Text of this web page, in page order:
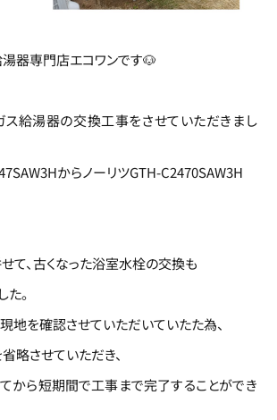
湯器専門店エコワンです🐶
給湯器の交換工事をさせていただきまし
からノーリツGTH-C2470SAW3H
て、古くなった浴室水栓の交換も
。
地を確認させていただいていたた為、
略させていただき、
から短期間で工事まで完了することができ